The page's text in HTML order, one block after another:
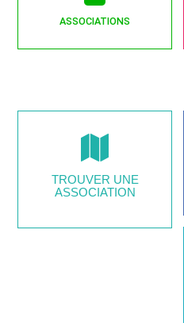
ASSOCIATIONS
TROUVER UNE
ASSOCIATION